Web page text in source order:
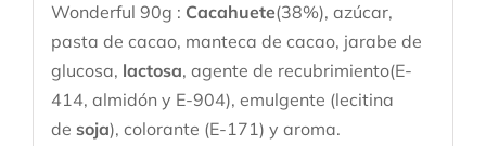
Wonderful 90g : Cacahuete(38%), azúcar,
pasta de cacao, manteca de cacao, jarabe de
glucosa, lactosa, agente de recubrimiento(E-
414, almidón y E-904), emulgente (lecitina
de soja), colorante (E-171) y aroma.